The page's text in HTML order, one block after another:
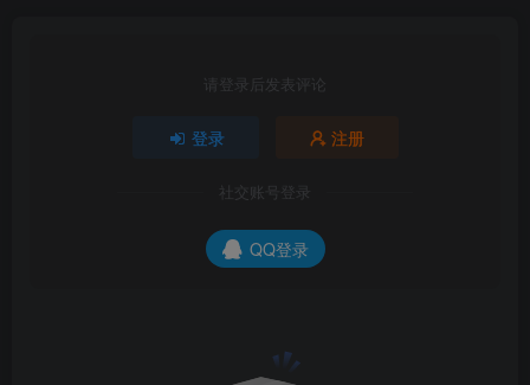
请登录后发表评论
登录 注册
社交账号登录
QQ登录